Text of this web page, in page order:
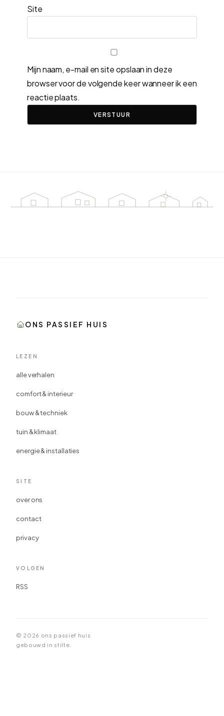
Site
Mijn naam, e-mail en site opslaan in deze
browser voor de volgende keer wanneer ik een
reactie plaats.
ONS PASSIEF HUIS
LEZEN
alle verhalen
comfort & interieur
bouw & techniek
tuin & klimaat
energie & installaties
SITE
over ons
contact
privacy
VOLGEN
RSS
© 2026 ons passief huis
gebouwd in stilte.